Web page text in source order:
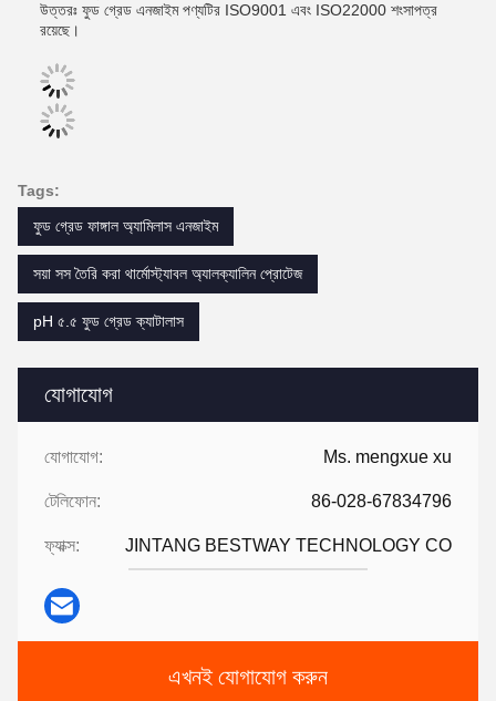
যোগাযোগ
যোগাযোগ: Ms. mengxue xu
টেলিফোন: 86-028-67834796
ফ্যাক্স: JINTANG BESTWAY TECHNOLOGY CO
এখনই যোগাযোগ করুন
উত্তরঃ ফুড গ্রেড এনজাইম পণ্যটির ISO9001 এবং ISO22000 শংসাপত্র
রয়েছে।
Tags:
ফুড গ্রেড ফাঙ্গাল অ্যামিলাস এনজাইম
সয়া সস তৈরি করা থার্মোস্ট্যাবল অ্যালক্যালিন প্রোটেজ
pH ৫.৫ ফুড গ্রেড ক্যাটালাস